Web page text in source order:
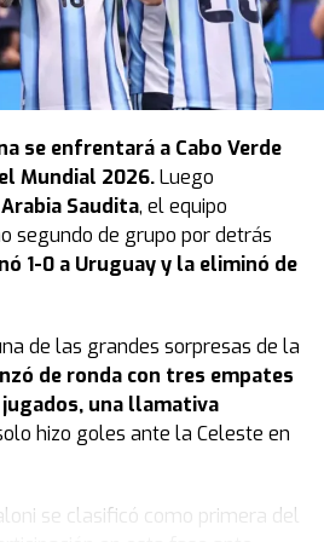
se enfrentará a Cabo Verde
Mundial 2026.Luego
Saudita, el equipo
segundo de grupo por detrás
1-0 a Uruguay y la eliminó de
de las grandes sorpresas de la
de ronda con tres empates
una llamativa
hizo goles ante la Celeste en
se clasificó como primera del